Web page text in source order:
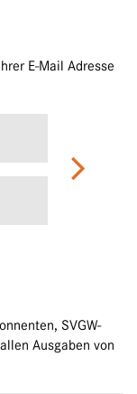
E-Mail Adresse
SVGW-
Ausgaben von